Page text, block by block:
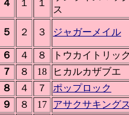
４ １ １
ス
５ ２ ３ ジャガーメイル
６ ４ ８
トウカイトリッ
７
８ 18
ヒカルカザブエ
８
４ ７
ポップロック
９
８ 17
アサクサキング